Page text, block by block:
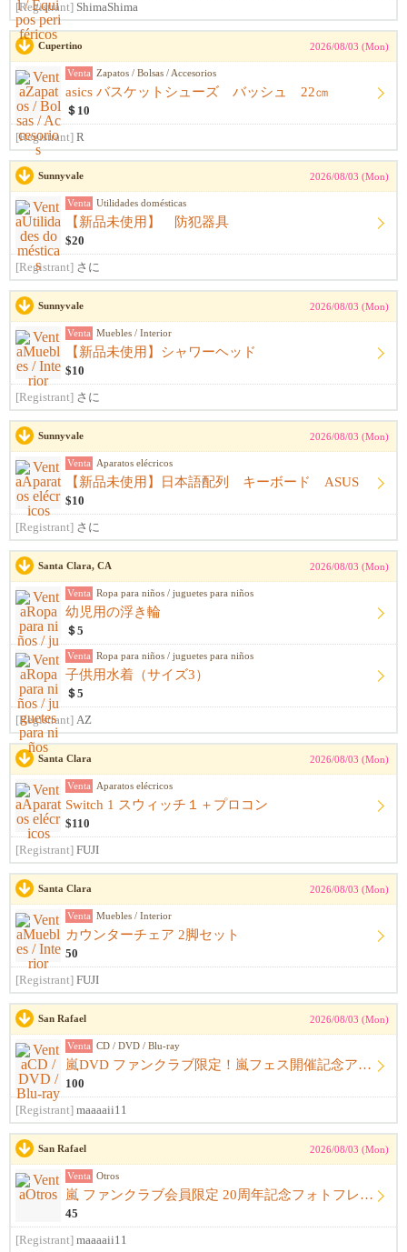
[Registrant] ShimaShima
Cupertino 2026/08/03 (Mon)
Venta Zapatos / Bolsas / Accesorios
asics バスケットシューズ バッシュ 22㎝
＄10
[Registrant] R
Sunnyvale 2026/08/03 (Mon)
Venta Utilidades domésticas
【新品未使用】 防犯器具
$20
[Registrant] さに
Sunnyvale 2026/08/03 (Mon)
Venta Muebles / Interior
【新品未使用】シャワーヘッド
$10
[Registrant] さに
Sunnyvale 2026/08/03 (Mon)
Venta Aparatos elécricos
【新品未使用】日本語配列 キーボード ASUS
$10
[Registrant] さに
Santa Clara, CA 2026/08/03 (Mon)
Venta Ropa para niños / juguetes para niños
幼児用の浮き輪
＄5
Venta Ropa para niños / juguetes para niños
子供用水着（サイズ3）
＄5
[Registrant] AZ
Santa Clara 2026/08/03 (Mon)
Venta Aparatos elécricos
Switch 1 スウィッチ１＋プロコン
$110
[Registrant] FUJI
Santa Clara 2026/08/03 (Mon)
Venta Muebles / Interior
カウンターチェア 2脚セット
50
[Registrant] FUJI
San Rafael 2026/08/03 (Mon)
Venta CD / DVD / Blu-ray
嵐DVD ファンクラブ限定！嵐フェス開催記念アルバム ウラ嵐マニア CD４枚組
100
[Registrant] maaaaii11
San Rafael 2026/08/03 (Mon)
Venta Otros
嵐 ファンクラブ会員限定 20周年記念フォトフレーム
45
[Registrant] maaaaii11